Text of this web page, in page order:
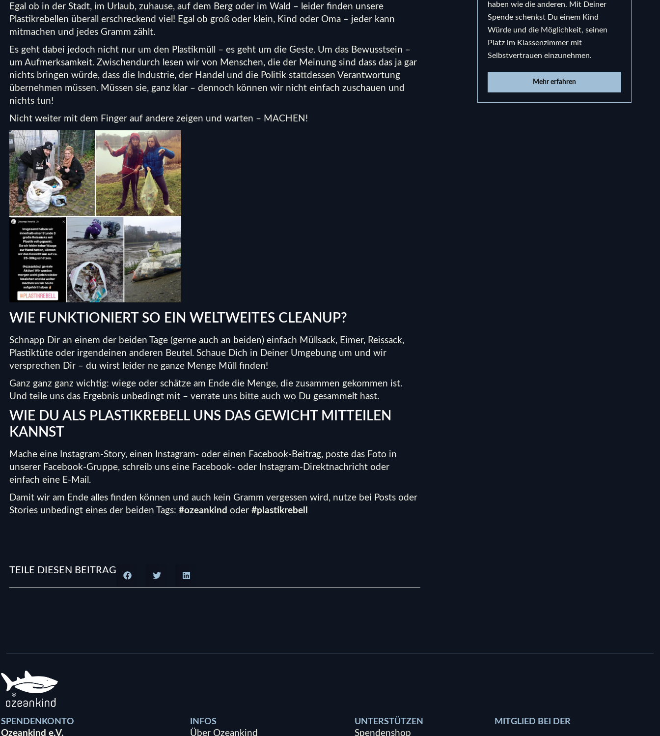
Egal ob in der Stadt, im Urlaub, zuhause, auf dem Berg oder im Wald – leider finden unsere
Plastikrebellen überall erschreckend viel! Egal ob groß oder klein, Kind oder Oma – jeder kann
mitmachen und jedes Gramm zählt.
Es geht dabei jedoch nicht nur um den Plastikmüll – es geht um die Geste. Um das Bewusstsein –
um Aufmerksamkeit. Zwischendurch lesen wir von Menschen, die der Meinung sind dass das ja gar
nichts bringen würde, dass die Industrie, der Handel und die Politik stattdessen Verantwortung
übernehmen müssen. Müssen sie, ganz klar – dennoch können wir nicht einfach zuschauen und
nichts tun!
Nicht weiter mit dem Finger auf andere zeigen und warten – MACHEN!
WIE FUNKTIONIERT SO EIN WELTWEITES CLEANUP?
Schnapp Dir an einem der beiden Tage (gerne auch an beiden) einfach Müllsack, Eimer, Reissack,
Plastiktüte oder irgendeinen anderen Beutel. Schaue Dich in Deiner Umgebung um und wir
versprechen Dir – du wirst leider ne ganze Menge Müll finden!
Ganz ganz ganz wichtig: wiege oder schätze am Ende die Menge, die zusammen gekommen ist.
Und teile uns das Ergebnis unbedingt mit – verrate uns bitte auch wo Du gesammelt hast.
WIE DU ALS PLASTIKREBELL UNS DAS GEWICHT MITTEILEN
KANNST
Mache eine Instagram-Story, einen Instagram- oder einen Facebook-Beitrag, poste das Foto in
unserer Facebook-Gruppe, schreib uns eine Facebook- oder Instagram-Direktnachricht oder
einfach eine E-Mail.
Damit wir am Ende alles finden können und auch kein Gramm vergessen wird, nutze bei Posts oder
Stories unbedingt eines der beiden Tags:#ozeankind oder#plastikrebell
TEILE DIESEN BEITRAG
haben wie die anderen. Mit Deiner
Spende schenkst Du einem Kind
Würde und die Möglichkeit, seinen
Platz im Klassenzimmer mit
Selbstvertrauen einzunehmen.
Mehr erfahren
SPENDENKONTO
Ozeankind e.V.
INFOS
Über Ozeankind
UNTERSTÜTZEN
Spendenshop
MITGLIED BEI DER